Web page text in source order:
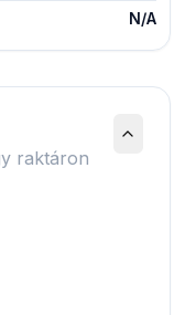
raktáron
N/A